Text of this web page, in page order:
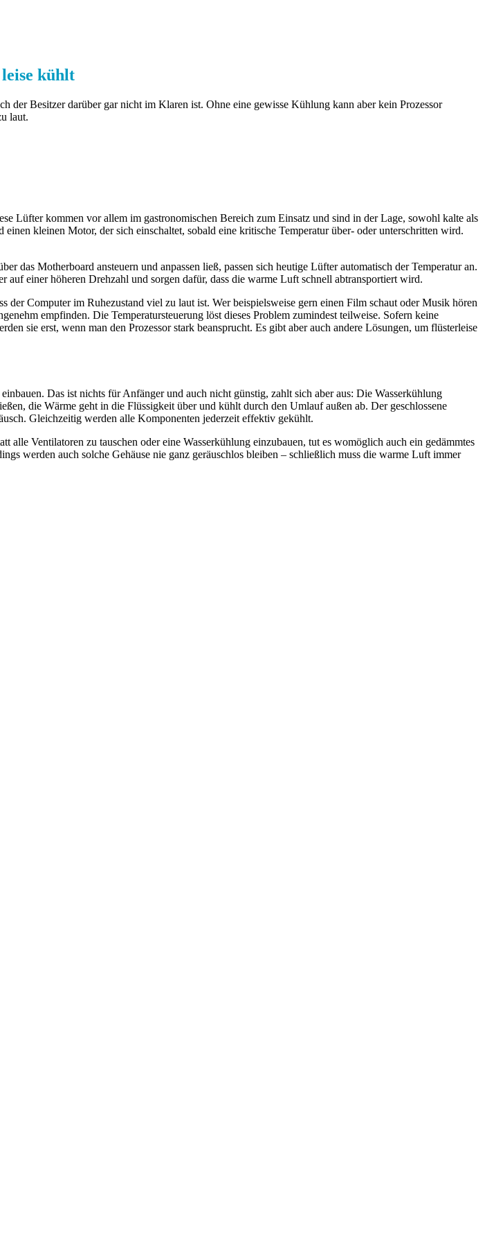
kühlt
Besitzer darüber gar nicht im Klaren ist. Ohne eine gewisse Kühlung kann aber kein Prozessor
laut.
Lüfter kommen vor allem im gastronomischen Bereich zum Einsatz und sind in der Lage, sowohl kalte als
kleinen Motor, der sich einschaltet, sobald eine kritische Temperatur über- oder unterschritten wird.
das Motherboard ansteuern und anpassen ließ, passen sich heutige Lüfter automatisch der Temperatur an.
einer höheren Drehzahl und sorgen dafür, dass die warme Luft schnell abtransportiert wird.
Computer im Ruhezustand viel zu laut ist. Wer beispielsweise gern einen Film schaut oder Musik hören
empfinden. Die Temperatursteuerung löst dieses Problem zumindest teilweise. Sofern keine
sie erst, wenn man den Prozessor stark beansprucht. Es gibt aber auch andere Lösungen, um flüsterleise
Das ist nichts für Anfänger und auch nicht günstig, zahlt sich aber aus: Die Wasserkühlung
die Wärme geht in die Flüssigkeit über und kühlt durch den Umlauf außen ab. Der geschlossene
Gleichzeitig werden alle Komponenten jederzeit effektiv gekühlt.
Ventilatoren zu tauschen oder eine Wasserkühlung einzubauen, tut es womöglich auch ein gedämmtes
werden auch solche Gehäuse nie ganz geräuschlos bleiben – schließlich muss die warme Luft immer